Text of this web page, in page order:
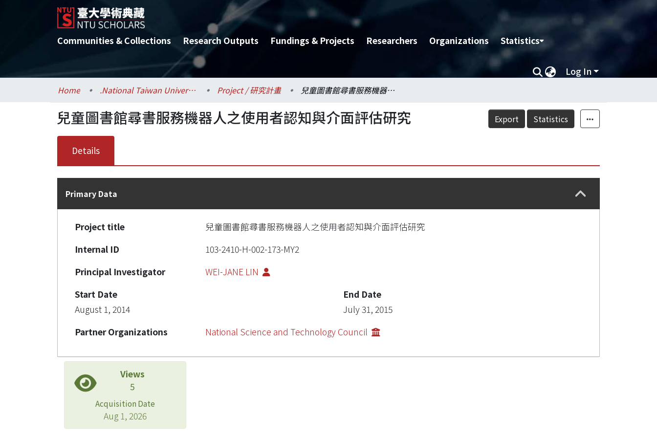
Communities & Collections Research Outputs Fundings & Projects Researchers Organizations Statistics
Log In
Home .National Taiwan University / 國立臺灣大學 Project / 研究計畫 兒童圖書館尋書服務機器人之使用者認知與介面評估研究
Export Statistics
兒童圖書館尋書服務機器人之使用者認知與介面評估研究
Details
Primary Data
Project title
兒童圖書館尋書服務機器人之使用者認知與介面評估研究
Internal ID
103-2410-H-002-173-MY2
Principal Investigator
WEI-JANE LIN
Start Date
August 1, 2014
End Date
July 31, 2015
Partner Organizations
National Science and Technology Council
Views
5
Acquisition Date
Aug 1, 2026